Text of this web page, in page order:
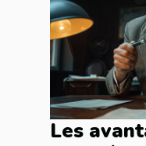
Les